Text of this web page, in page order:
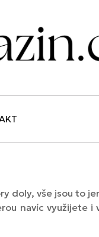
doly, vše jsou to
navíc využijete